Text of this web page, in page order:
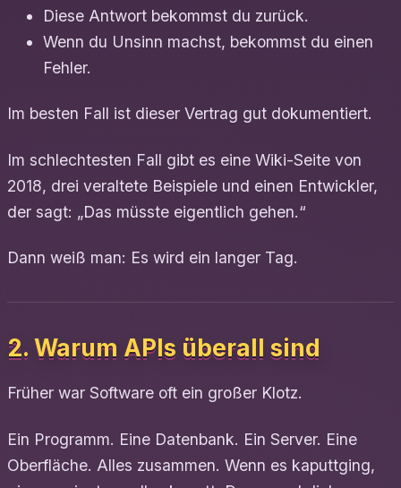
Diese Antwort bekommst du zurück.
Wenn du Unsinn machst, bekommst du einen
Fehler.
Im besten Fall ist dieser Vertrag gut dokumentiert.
Im schlechtesten Fall gibt es eine Wiki-Seite von
2018, drei veraltete Beispiele und einen Entwickler,
der sagt: „Das müsste eigentlich gehen.“
Dann weiß man: Es wird ein langer Tag.
2. Warum APIs überall sind
Früher war Software oft ein großer Klotz.
Ein Programm. Eine Datenbank. Ein Server. Eine
Oberfläche. Alles zusammen. Wenn es kaputtging,